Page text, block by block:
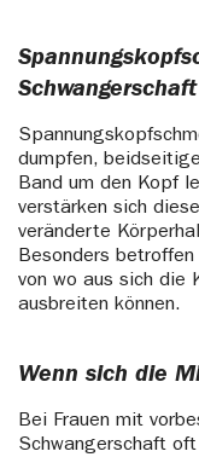
Schwangerschaft
dumpfen,
Band um den Kopf
verstärken sich
veränderte
Besonders
von wo aus sich die
ausbreiten können.
Wenn sich die
Bei Frauen mit
Schwangerschaft